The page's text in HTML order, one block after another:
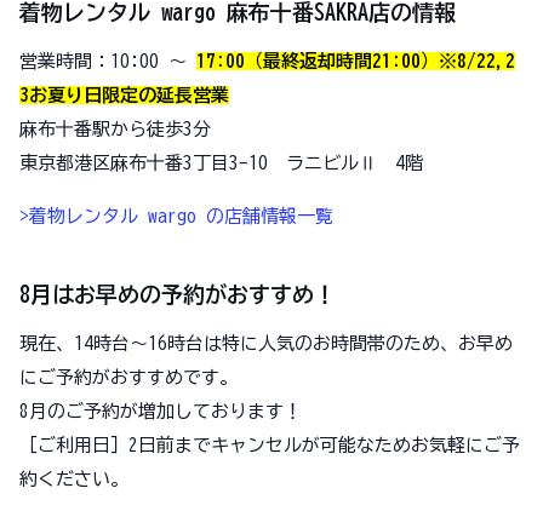
着物レンタル wargo 麻布十番SAKRA店の情報
営業時間：10:00 〜 17:00 （最終返却時間21:00 ） ※8/22,2
3お夏り日限定の延長営業
麻布十番駅から徒歩3分
東京都港区麻布十番3丁目3-10 ラニビルⅡ 4階
>着物レンタル wargo の店舗情報一覧
8月はお早めの予約がおすすめ！
現在、14時台～16時台は特に人気のお時間帯のため、お早め
にご予約がおすすめです。
8月のご予約が増加しております！
［ご利用日］2日前までキャンセルが可能なためお気軽にご予
約ください。